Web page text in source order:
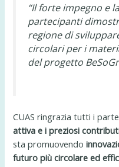
“Il forte impegno e
partecipanti
regione di
circolari per i
del progetto
CUAS ringrazia tutti i
attiva e i preziosi
sta promuovendo
futuro più circolare ed